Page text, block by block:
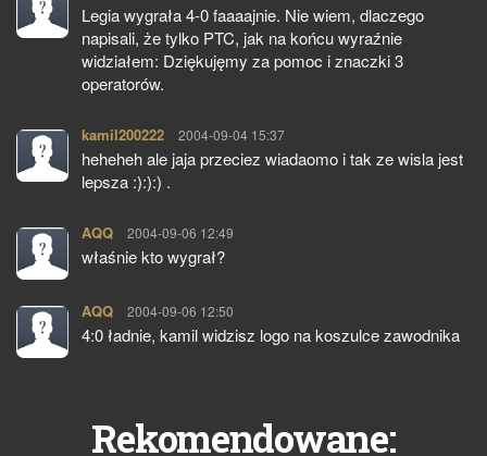
Legia wygrała 4-0 faaaajnie. Nie wiem, dlaczego
napisali, że tylko PTC, jak na końcu wyraźnie
widziałem: Dziękujęmy za pomoc i znaczki 3
operatorów.
kamil200222 pisze:
2004-09-04 15:37
heheheh ale jaja przeciez wiadaomo i tak ze wisla jest
lepsza :):):) .
AQQ pisze:
2004-09-06 12:49
właśnie kto wygrał?
AQQ pisze:
2004-09-06 12:50
4:0 ładnie, kamil widzisz logo na koszulce zawodnika
Rekomendowane: